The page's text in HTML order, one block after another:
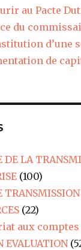
au Pacte
du
d’une
de
DE LA
(100)
TRANSMISSION
(22)
aux comptes
EVALUATION